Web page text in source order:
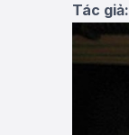
Tác giả: